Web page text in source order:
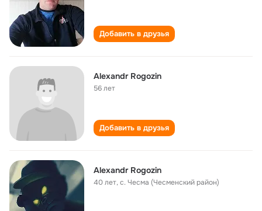
Добавить в друзья
Alexandr Rogozin
56 лет
Добавить в друзья
Alexandr Rogozin
40 лет,с. Чесма (Чесменский район)